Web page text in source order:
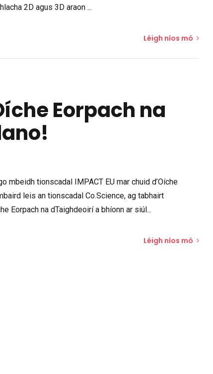
2D agus 3D araon ...
Léigh níos mó
Eorpach na
mbeidh tionscadal IMPACT EU mar chuid d’Oíche
leis an tionscadal Co.Science, ag tabhairt
Eorpach na dTaighdeoirí a bhíonn ar siúl...
Léigh níos mó